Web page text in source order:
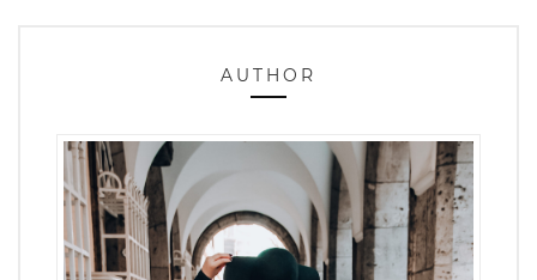
AUTHOR